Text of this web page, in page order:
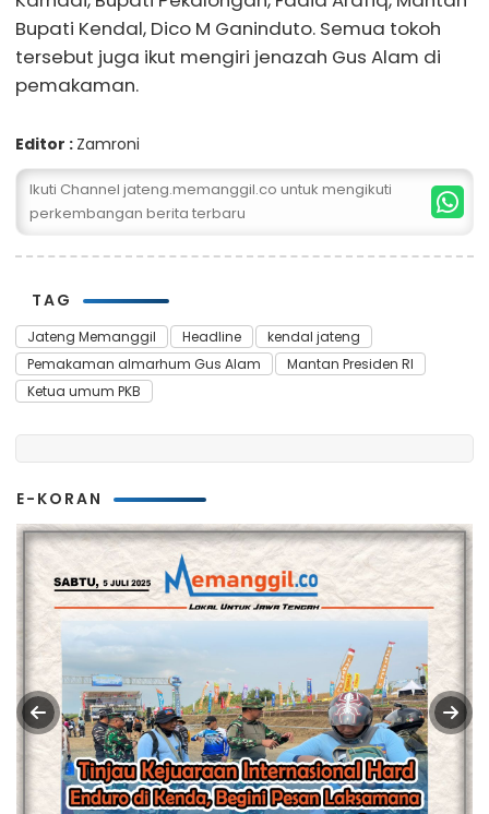
Bupati Kendal, Dico M Ganinduto. Semua tokoh
tersebut juga ikut mengiri jenazah Gus Alam di
pemakaman.
Editor : Zamroni
Ikuti Channel jateng.memanggil.co untuk mengikuti
perkembangan berita terbaru
TAG
Jateng Memanggil Headline
kendal jateng
Pemakaman almarhum Gus Alam
Mantan Presiden RI
Ketua umum PKB
E-KORAN